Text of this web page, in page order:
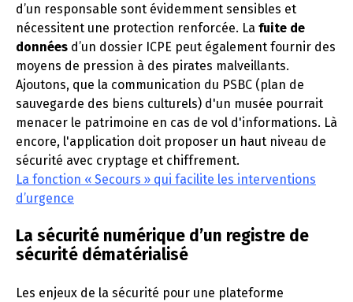
d’un responsable sont évidemment sensibles et
nécessitent une protection renforcée. La fuite de
données d’un dossier ICPE peut également fournir des
moyens de pression à des pirates malveillants.
Ajoutons, que la communication du PSBC (plan de
sauvegarde des biens culturels) d'un musée pourrait
menacer le patrimoine en cas de vol d'informations. Là
encore, l'application doit proposer un haut niveau de
sécurité avec cryptage et chiffrement.
La fonction « Secours » qui facilite les interventions
d’urgence
La sécurité numérique d’un registre de
sécurité dématérialisé
Les enjeux de la sécurité pour une plateforme